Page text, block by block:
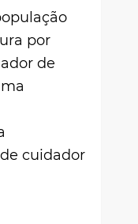
por
de
cuidador